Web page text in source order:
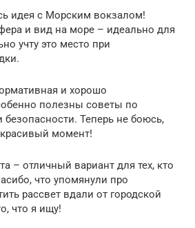
идея с Морским вокзалом!
и вид на море – идеально для
учту это место при
и хорошо
полезны советы по
Теперь не боюсь,
момент!
– отличный вариант для тех, кто
что упомянули про
рассвет вдали от городской
что я ищу!